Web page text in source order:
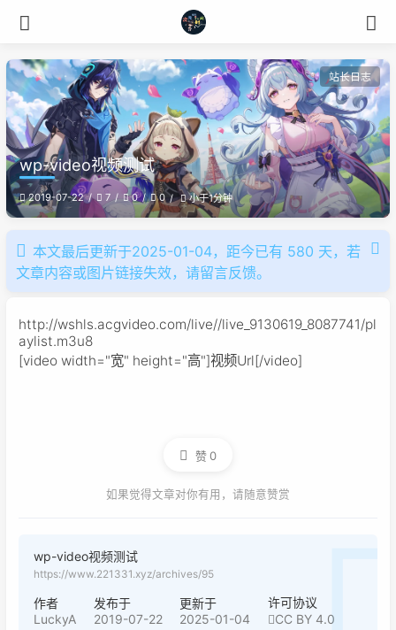
站长日志
wp-video视频测试
2019-07-22 7 0 0 小于1分钟
本文最后更新于2025-01-04，距今已有 580 天，若
文章内容或图片链接失效，请留言反馈。
http://wshls.acgvideo.com/live//live_9130619_8087741/pl
aylist.m3u8
[video width="宽" height="高"]视频Url[/video]
赞0
如果觉得文章对你有用，请随意赞赏
wp-video视频测试
https://www.221331.xyz/archives/95
作者
LuckyA
发布于
2019-07-22
更新于
2025-01-04
许可协议
CC BY 4.0